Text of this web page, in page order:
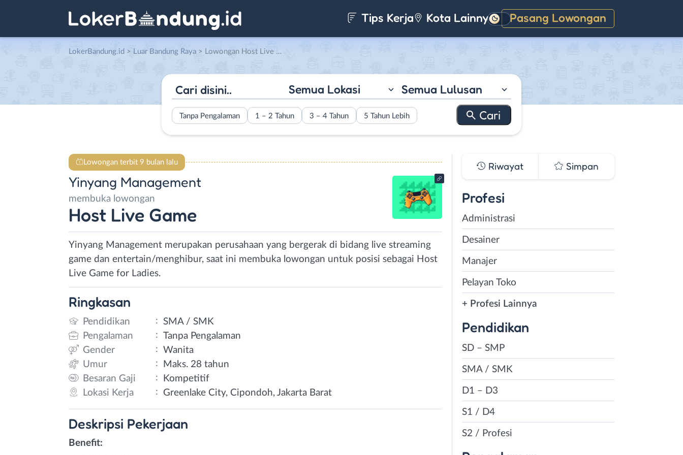
Tips Kerja Kota Lainnya Pasang Lowongan
Gelap
LokerBandung.id > Luar Bandung Raya > Lowongan Host Live Game di Yinyang Management
Semua Lokasi Semua Lulusan
Tanpa Pengalaman 1 – 2 Tahun 3 – 4 Tahun 5 Tahun Lebih
Lowongan terbit 9 bulan lalu
Yinyang Management
membuka lowongan
Host Live Game
Yinyang Management merupakan perusahaan yang bergerak di bidang live streaming
game dan entertain/menghibur, saat ini membuka lowongan untuk posisi sebagai Host
Live Game for Ladies.
Ringkasan
Pendidikan : SMA / SMK
Pengalaman
: Tanpa Pengalaman
Gender
: Wanita
Umur
:
Maks. 28 tahun
Besaran Gaji
:
Kompetitif
Lokasi Kerja
: Greenlake City, Cipondoh, Jakarta Barat
Deskripsi Pekerjaan
Benefit:
Riwayat Simpan
Profesi
Administrasi
Desainer
Manajer
Pelayan Toko
+ Profesi Lainnya
Pendidikan
SD – SMP
SMA / SMK
D1 – D3
S1 / D4
S2 / Profesi